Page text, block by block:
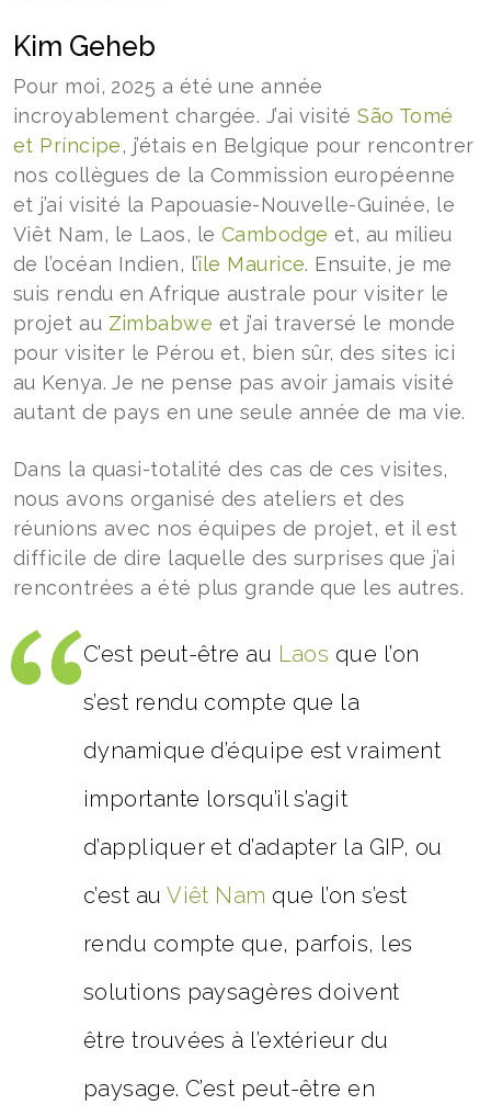
Kim Geheb
Pour moi, 2025 a été une année
incroyablement chargée. J’ai visitéSão Tomé
et Príncipe, j’étais en Belgique pour rencontrer
nos collègues de la Commission européenne
et j’ai visité la Papouasie-Nouvelle-Guinée, le
Viêt Nam, le Laos, le Cambodge et, au milieu
de l’océan Indien, l’île Maurice. Ensuite, je me
suis rendu en Afrique australe pour visiter le
projet au Zimbabwe et j’ai traversé le monde
pour visiter le Pérou et, bien sûr, des sites ici
au Kenya. Je ne pense pas avoir jamais visité
autant de pays en une seule année de ma vie.
Dans la quasi-totalité des cas de ces visites,
nous avons organisé des ateliers et des
réunions avec nos équipes de projet, et il est
difficile de dire laquelle des surprises que j’ai
rencontrées a été plus grande que les autres.
C’est peut-être au Laos que l’on
s’est rendu compte que la
dynamique d’équipe est vraiment
importante lorsqu’il s’agit
d’appliquer et d’adapter la GIP, ou
c’est auViêt Nam que l’on s’est
rendu compte que, parfois, les
solutions paysagères doivent
être trouvées à l’extérieur du
paysage. C’est peut-être en